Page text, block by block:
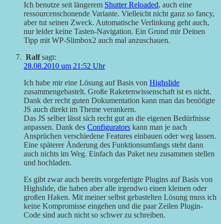
Ich benutze seit längerem Shutter Reloaded, auch eine
ressourcenschonende Variante. Vielleicht nicht ganz so fancy,
aber tut seinen Zweck. Automatische Verlinkung geht auch,
nur leider keine Tasten-Navigation. Ein Grund mir Deinen
Tipp mit WP-Slimbox2 auch mal anzuschauen.
Ralf sagt:
28.08.2010 um 21:52 Uhr
Ich habe mir eine Lösung auf Basis von Highslide
zusammengebastelt. Große Raketenwissenschaft ist es nicht.
Dank der recht guten Dokumentation kann man das benötigte
JS auch direkt im Theme verankern.
Das JS selber lässt sich recht gut an die eigenen Bedürfnisse
anpassen. Dank des Configurators kann man je nach
Ansprüchen verschiedene Features einbauen oder weg lassen.
Eine späterer Änderung des Funktionsumfangs steht dann
auch nichts im Weg. Einfach das Paket neu zusammen stellen
und hochladen.
Es gibt zwar auch bereits vorgefertigte Plugins auf Basis von
Highslide, die haben aber alle irgendwo einen kleinen oder
großen Haken. Mit meiner selbst gebastelten Lösung muss ich
keine Kompromisse eingehen und die paar Zeilen Plugin-
Code sind auch nicht so schwer zu schreiben.